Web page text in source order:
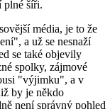
plné šíři.
média, je to že
a už se nesnaží
se také objevily
spolky, zájmové
"výjimku", a v
by je někdo
není správný pohled